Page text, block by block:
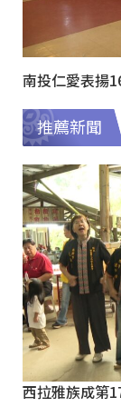
南投仁愛表揚
推薦新聞
西拉雅族成第